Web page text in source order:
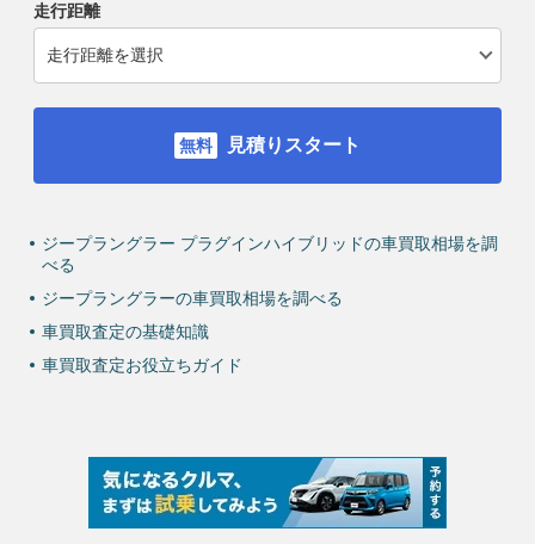
走行距離
見積りスタート
ジープラングラー プラグインハイブリッドの車買取相場を調
べる
ジープラングラーの車買取相場を調べる
車買取査定の基礎知識
車買取査定お役立ちガイド